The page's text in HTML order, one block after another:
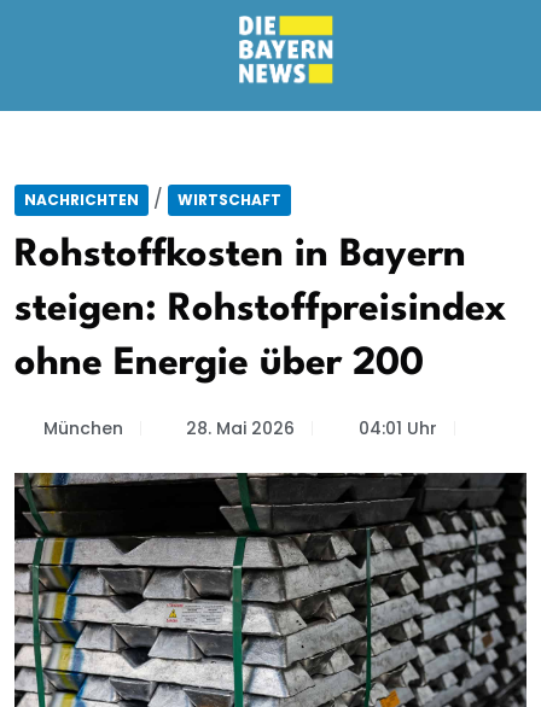
NACHRICHTEN / WIRTSCHAFT
Rohstoffkosten in Bayern
steigen: Rohstoffpreisindex
ohne Energie über 200
München 28. Mai 2026 04:01 Uhr